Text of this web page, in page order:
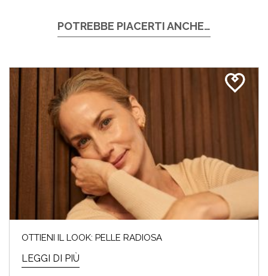
POTREBBE PIACERTI ANCHE…
OTTIENI IL LOOK: PELLE RADIOSA
LEGGI DI PIÙ